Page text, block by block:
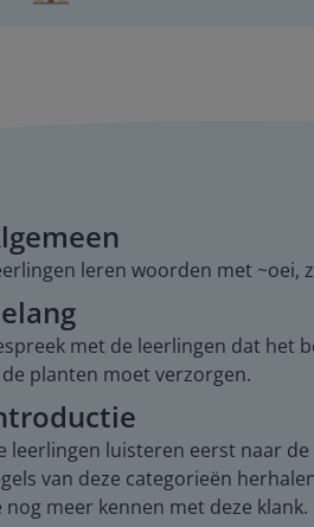
leren woorden met ~oei,
met de leerlingen dat het
de planten moet verzorgen.
leerlingen luisteren eerst naar
van deze categorieën
nog meer kennen met deze klank.